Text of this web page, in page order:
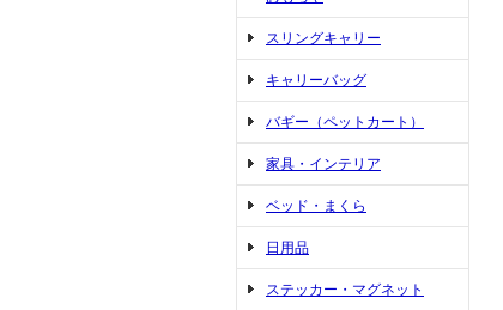
スリングキャリー
キャリーバッグ
バギー（ペットカート）
家具・インテリア
ベッド・まくら
日用品
ステッカー・マグネット